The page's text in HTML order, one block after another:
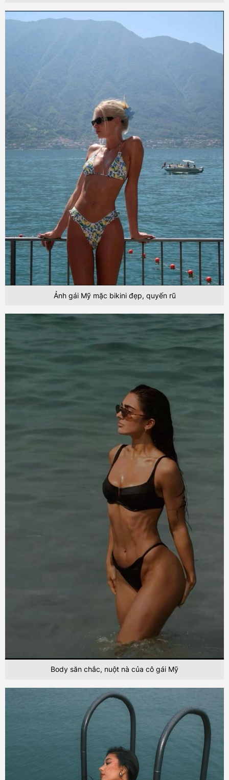
Ảnh gái Mỹ mặc bikini đẹp, quyến rũ
Body săn chắc, nuột nà của cô gái Mỹ